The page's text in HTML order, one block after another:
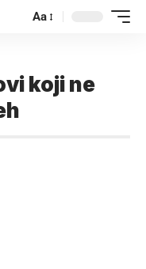
Aa
koji ne